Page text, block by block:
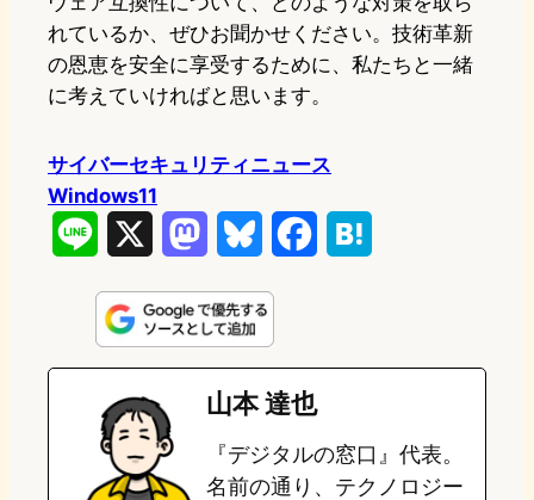
れているか、ぜひお聞かせください。技術革新
の恩恵を安全に享受するために、私たちと一緒
に考えていければと思います。
サイバーセキュリティニュース
Windows11
n
e
s
t
o
u
e
s
k
e
b
o
e
a
山本 達也
『デジタルの窓口』代表。
名前の通り、テクノロジー